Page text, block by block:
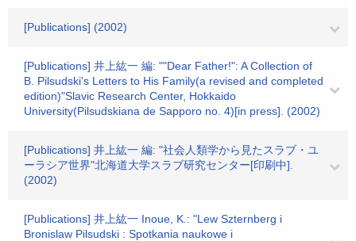
[Publications] (2002)
[Publications] 井上紘一 編: ""Dear Father!": A Collection of
B. Pilsudski's Letters to His Family(a revised and completed
edition)"Slavic Research Center, Hokkaido
University(Pilsudskiana de Sapporo no. 4)[in press]. (2002)
[Publications] 井上紘一 編: "社会人類学から見たスラブ・ユ
ーラシア世界"北海道大学スラブ研究センター[印刷中].
(2002)
[Publications] 井上紘一 Inoue, K.: "Lew Szternberg i
Bronislaw Pilsudski : Spotkania naukowe i